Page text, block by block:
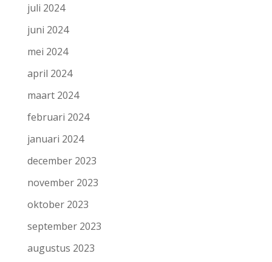
juli 2024
juni 2024
mei 2024
april 2024
maart 2024
februari 2024
januari 2024
december 2023
november 2023
oktober 2023
september 2023
augustus 2023